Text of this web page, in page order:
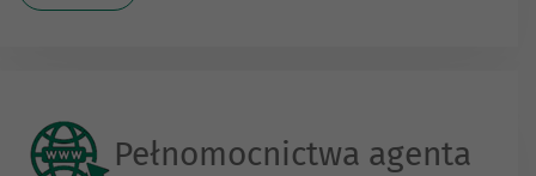
Pełnomocnictwa agenta